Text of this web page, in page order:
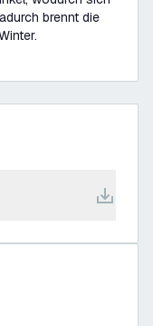
brennt die